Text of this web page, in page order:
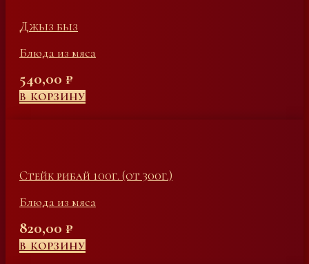
Джыз быз
Блюда из мяса
540,00 ₽
В КОРЗИНУ
Стейк рибай 100г. (от 300г.)
Блюда из мяса
820,00 ₽
В КОРЗИНУ